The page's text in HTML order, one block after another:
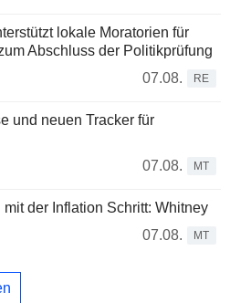
lokale Moratorien für
Abschluss der Politikprüfung
07.08.
RE
und neuen Tracker für
07.08.
MT
der Inflation Schritt: Whitney
07.08.
MT